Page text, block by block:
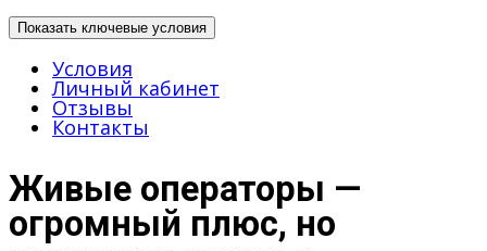
Показать ключевые условия
Условия
Личный кабинет
Отзывы
Контакты
Живые операторы —
огромный плюс, но